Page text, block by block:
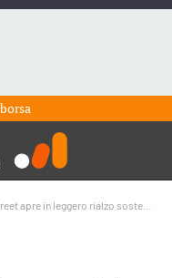
in leggero rialzo sostenuta da ipotesi di accordo Usa-Iran